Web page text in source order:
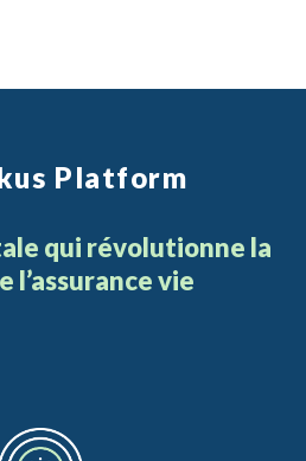
us Platform
qui révolutionne la
l’assurance vie